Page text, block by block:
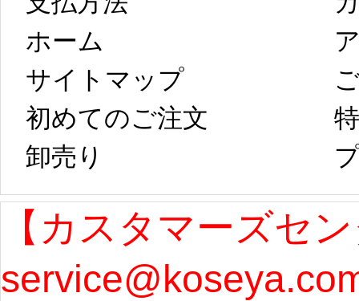
は、2月25日から
コスプレ制作、
発送予定となり
ます。 ...[more]
字半
第二
たし
ル期
まで
ホーム
サイトマップ
初めてのご注文
卸売り
【カスタマーズセ